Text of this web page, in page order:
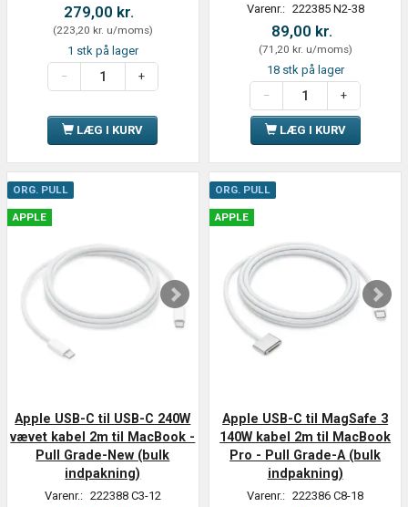
279,00 kr.
(223,20 kr. u/moms)
1 stk på lager
LÆG I KURV
Varenr.: 222385 N2-38
89,00 kr.
(71,20 kr. u/moms)
18 stk på lager
LÆG I KURV
ORG. PULL
APPLE
Apple USB-C til USB-C 240W
vævet kabel 2m til MacBook -
Pull Grade-New (bulk
indpakning)
Varenr.: 222388 C3-12
ORG. PULL
APPLE
Apple USB-C til MagSafe 3
140W kabel 2m til MacBook
Pro - Pull Grade-A (bulk
indpakning)
Varenr.: 222386 C8-18